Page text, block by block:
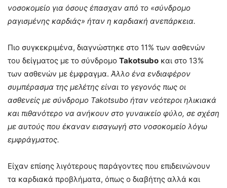
νοσοκομείο για όσους έπασχαν από το «σύνδρομο
ραγισμένης καρδιάς» ήταν η καρδιακή ανεπάρκεια.
Πιο συγκεκριμένα, διαγνώστηκε στο 11% των ασθενών
του δείγματος με το σύνδρομο Takotsubo και στο 13%
των ασθενών με έμφραγμα. Άλλο ένα ενδιαφέρον
συμπέρασμα της μελέτης είναι το γεγονός πως οι
ασθενείς με σύνδρομο Takotsubo ήταν νεότεροι ηλικιακά
και πιθανότερο να ανήκουν στο γυναικείο φύλο, σε σχέση
με αυτούς που έκαναν εισαγωγή στο νοσοκομείο λόγω
εμφράγματος.
Είχαν επίσης λιγότερους παράγοντες που επιδεινώνουν
τα καρδιακά προβλήματα, όπως ο διαβήτης αλλά και